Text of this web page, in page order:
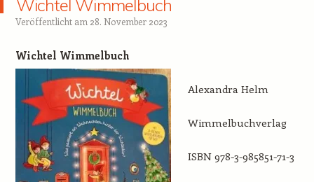
Wichtel Wimmelbuch
Veröffentlicht am 28. November 2023
Wichtel Wimmelbuch
Alexandra Helm
Wimmelbuchverlag
ISBN 978-3-985851-71-3